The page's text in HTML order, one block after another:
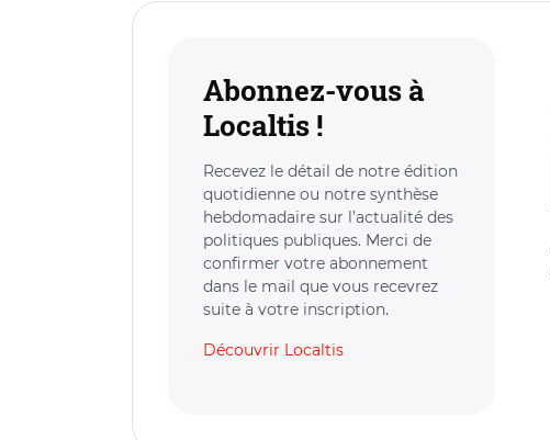
Abonnez-vous à
Localtis !
Recevez le détail de notre édition
quotidienne ou notre synthèse
hebdomadaire sur l’actualité des
politiques publiques. Merci de
confirmer votre abonnement
dans le mail que vous recevrez
suite à votre inscription.
Découvrir Localtis